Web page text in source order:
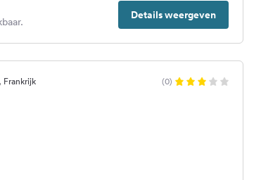
Details weergeven
Frankrijk (0)